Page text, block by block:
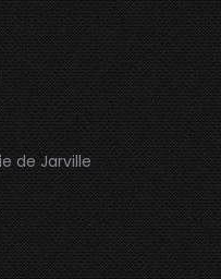
de Jarville